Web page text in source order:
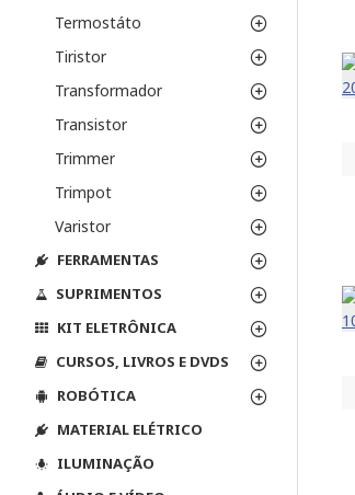
Termostáto
Tiristor
Transformador
Transistor
Trimmer
Trimpot
Varistor
FERRAMENTAS
SUPRIMENTOS
KIT ELETRÔNICA
CURSOS, LIVROS E DVDS
ROBÓTICA
MATERIAL ELÉTRICO
ILUMINAÇÃO